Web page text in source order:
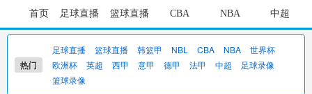
首页 足球直播 篮球直播 CBA NBA 中超
热门
足球直播 篮球直播 韩篮甲 NBL CBA NBA
世界杯
欧洲杯
英超 西甲 意甲 德甲 法甲 中超
足球录像
篮球录像